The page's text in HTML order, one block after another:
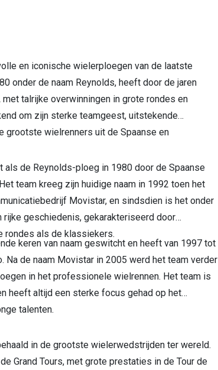
en iconische wielerploegen van de laatste
onder de naam Reynolds, heeft door de jaren
talrijke overwinningen in grote rondes en
om zijn sterke teamgeest, uitstekende
grootste wielrenners uit de Spaanse en
de Reynolds-ploeg in 1980 door de Spaanse
team kreeg zijn huidige naam in 1992 toen het
Movistar, en sindsdien is het onder
geschiedenis, gekarakteriseerd door
rondes als de klassiekers.
keren van naam geswitcht en heeft van 1997 tot
Na de naam Movistar in 2005 werd het team verder
in het professionele wielrennen. Het team is
heeft altijd een sterke focus gehad op het
talenten.
in de grootste wielerwedstrijden ter wereld.
Grand Tours, met grote prestaties in de Tour de